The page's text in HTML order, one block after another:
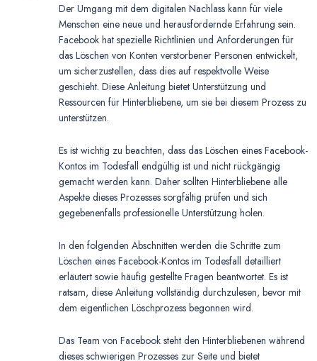
Der Umgang mit dem digitalen Nachlass kann für viele
Menschen eine neue und herausfordernde Erfahrung sein.
Facebook hat spezielle Richtlinien und Anforderungen für
das Löschen von Konten verstorbener Personen entwickelt,
um sicherzustellen, dass dies auf respektvolle Weise
geschieht. Diese Anleitung bietet Unterstützung und
Ressourcen für Hinterbliebene, um sie bei diesem Prozess zu
unterstützen.
Es ist wichtig zu beachten, dass das Löschen eines Facebook-
Kontos im Todesfall endgültig ist und nicht rückgängig
gemacht werden kann. Daher sollten Hinterbliebene alle
Aspekte dieses Prozesses sorgfältig prüfen und sich
gegebenenfalls professionelle Unterstützung holen.
In den folgenden Abschnitten werden die Schritte zum
Löschen eines Facebook-Kontos im Todesfall detailliert
erläutert sowie häufig gestellte Fragen beantwortet. Es ist
ratsam, diese Anleitung vollständig durchzulesen, bevor mit
dem eigentlichen Löschprozess begonnen wird.
Das Team von Facebook steht den Hinterbliebenen während
dieses schwierigen Prozesses zur Seite und bietet